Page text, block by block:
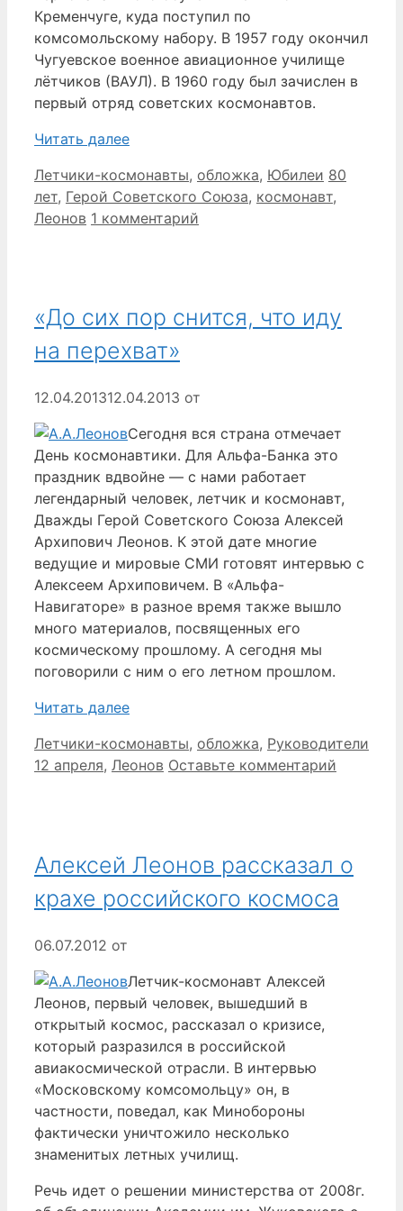
Кременчуге, куда поступил по
комсомольскому набору. В 1957 году окончил
Чугуевское военное авиационное училище
лётчиков (ВАУЛ). В 1960 году был зачислен в
первый отряд советских космонавтов.
Читать далее
Рубрики
Летчики-космонавты, обложка, Юбилеи Метки
80
лет, Герой Советского Союза, космонавт,
Леонов 1 комментарий
«До сих пор снится, что иду
на перехват»
12.04.201312.04.2013 от
Сегодня вся страна отмечает
День космонавтики. Для Альфа-Банка это
праздник вдвойне — с нами работает
легендарный человек, летчик и космонавт,
Дважды Герой Советского Союза Алексей
Архипович Леонов. К этой дате многие
ведущие и мировые СМИ готовят интервью с
Алексеем Архиповичем. В «Альфа-
Навигаторе» в разное время также вышло
много материалов, посвященных его
космическому прошлому. А сегодня мы
поговорили с ним о его летном прошлом.
Читать далее
Рубрики
Летчики-космонавты, обложка, Руководители
Метки
12 апреля, Леонов Оставьте комментарий
Алексей Леонов рассказал о
крахе российского космоса
06.07.2012 от
Летчик-космонавт Алексей
Леонов, первый человек, вышедший в
открытый космос, рассказал о кризисе,
который разразился в российской
авиакосмической отрасли. В интервью
«Московскому комсомольцу» он, в
частности, поведал, как Минобороны
фактически уничтожило несколько
знаменитых летных училищ.
Речь идет о решении министерства от 2008г.